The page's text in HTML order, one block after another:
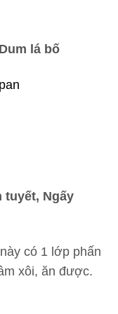
Dum lá bố
tuyết, Ngấy
có 1 lớp phấn
xôi, ăn được.